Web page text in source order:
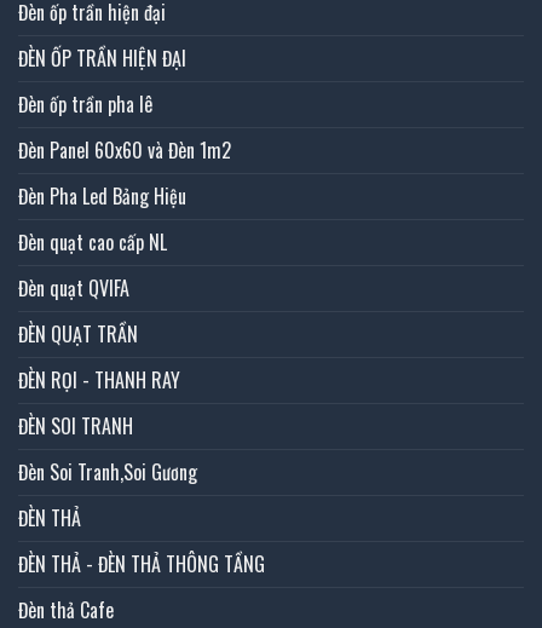
Đèn ốp trần hiện đại
ĐÈN ỐP TRẦN HIỆN ĐẠI
Đèn ốp trần pha lê
Đèn Panel 60x60 và Đèn 1m2
Đèn Pha Led Bảng Hiệu
Đèn quạt cao cấp NL
Đèn quạt QVIFA
ĐÈN QUẠT TRẦN
ĐÈN RỌI - THANH RAY
ĐÈN SOI TRANH
Đèn Soi Tranh,Soi Gương
ĐÈN THẢ
ĐÈN THẢ - ĐÈN THẢ THÔNG TẦNG
Đèn thả Cafe